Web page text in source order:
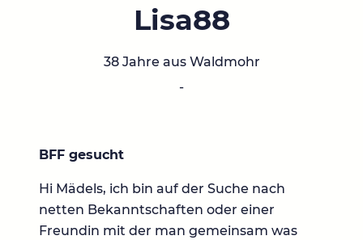
Lisa88
38 Jahre aus Waldmohr
-
BFF gesucht
Hi Mädels, ich bin auf der Suche nach
netten Bekanntschaften oder einer
Freundin mit der man gemeinsam was